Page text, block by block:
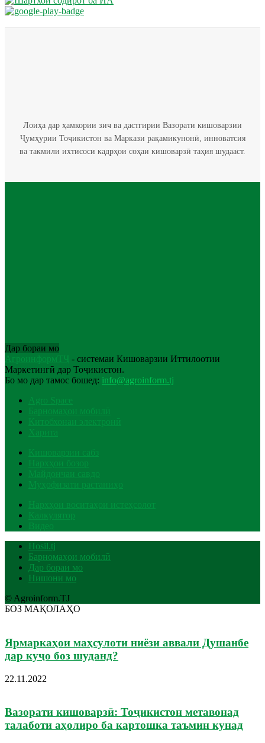
Лоиҳа дар ҳамкории зич ва дастгирии Вазорати кишоварзии
Ҷумҳурии Тоҷикистон ва Маркази рақамикунонӣ, инноватсия
ва такмили ихтисоси кадрҳои соҳаи кишоварзӣ таҳия шудааст.
Дар бораи мо
АгроинформТҶ - системаи Кишоварзии Иттилоотии
Маркетингӣ дар Тоҷикистон.
Бо мо дар тамос бошед: info@agroinform.tj
Agro Space
Барномаҳои мобилӣ
Китобхонаи электронӣ
Харита
Кишоварзии сабз
Нархҳои бозор
Майдончаи савдо
Муҳофизати растаниҳо
Нархҳои воситаҳои истеҳсолот
Калкулятор
Видео
Hosil.tj
Барномаҳои мобилӣ
Дар бораи мо
Нишони мо
© Agroinform.TJ
БОЗ МАҚОЛАҲО
Ярмаркаҳои маҳсулоти ниёзи аввали Душанбе
дар куҷо боз шуданд?
22.11.2022
Вазорати кишоварзӣ: Тоҷикистон метавонад
талаботи аҳолиро ба картошка таъмин кунад